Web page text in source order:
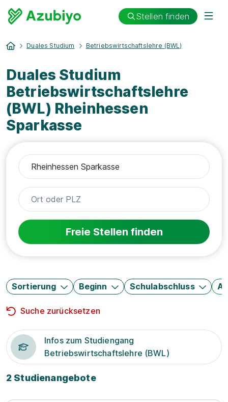
Stellen finden
Duales Studium Betriebswirtschaftslehre (BWL)
Duales Studium
Betriebswirtschaftslehre
(BWL) Rheinhessen
Sparkasse
Freie Stellen finden
Sortierung Beginn Schulabschluss
Suche zurücksetzen
Infos zum Studiengang
Betriebswirtschaftslehre (BWL)
2 Studienangebote